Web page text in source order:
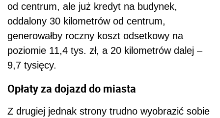
od centrum, ale już kredyt na budynek,
oddalony 30 kilometrów od centrum,
generowałby roczny koszt odsetkowy na
poziomie 11,4 tys. zł, a 20 kilometrów dalej –
9,7 tysięcy.
Opłaty za dojazd do miasta
Z drugiej jednak strony trudno wyobrazić sobie